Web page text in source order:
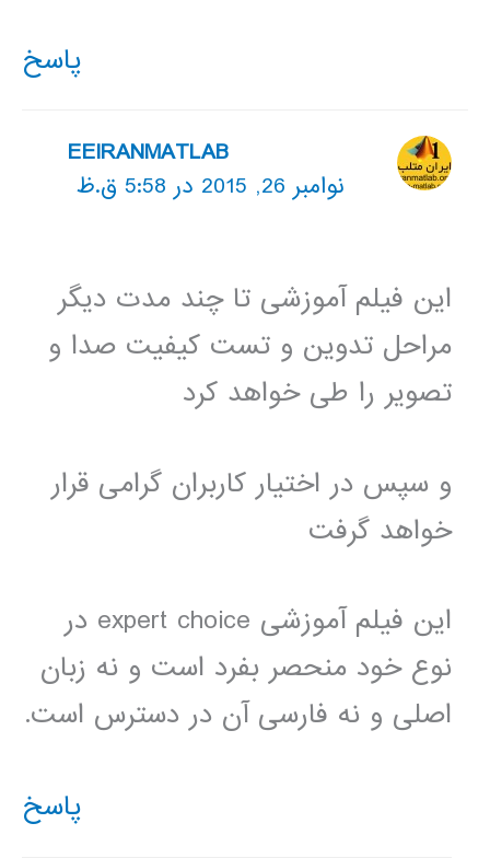
پاسخ
EEIRANMATLAB
نوامبر 26, 2015 در 5:58 ق.ظ
این فیلم آموزشی تا چند مدت دیگر
مراحل تدوین و تست کیفیت صدا و
تصویر را طی خواهد کرد
و سپس در اختیار کاربران گرامی قرار
خواهد گرفت
این فیلم آموزشی expert choice در
نوع خود منحصر بفرد است و نه زبان
اصلی و نه فارسی آن در دسترس است.
پاسخ